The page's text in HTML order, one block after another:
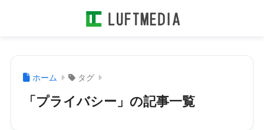
ホーム タグ
「プライバシー」の記事一覧